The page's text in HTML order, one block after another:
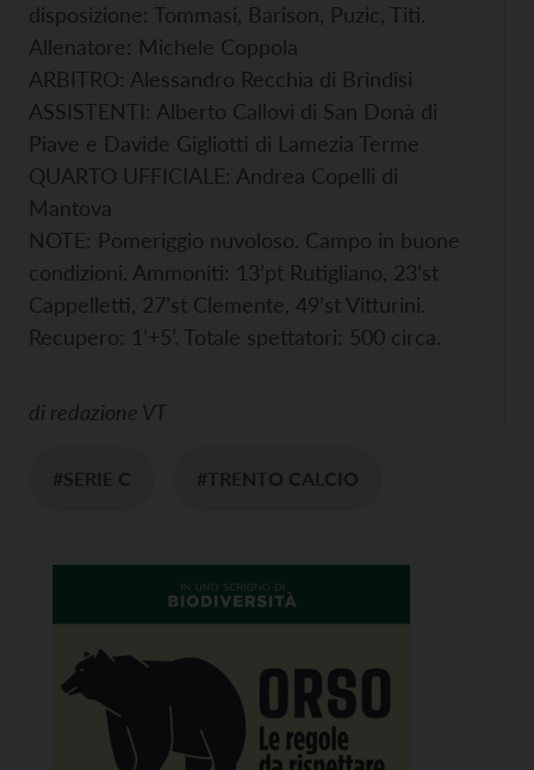
disposizione: Tommasi, Barison, Puzic, Titi.
Allenatore: Michele Coppola
ARBITRO: Alessandro Recchia di Brindisi
ASSISTENTI: Alberto Callovi di San Donà di
Piave e Davide Gigliotti di Lamezia Terme
QUARTO UFFICIALE: Andrea Copelli di
Mantova
NOTE: Pomeriggio nuvoloso. Campo in buone
condizioni. Ammoniti: 13’pt Rutigliano, 23’st
Cappelletti, 27’st Clemente, 49’st Vitturini.
Recupero: 1’+5’. Totale spettatori: 500 circa.
di redazione VT
#SERIE C #TRENTO CALCIO